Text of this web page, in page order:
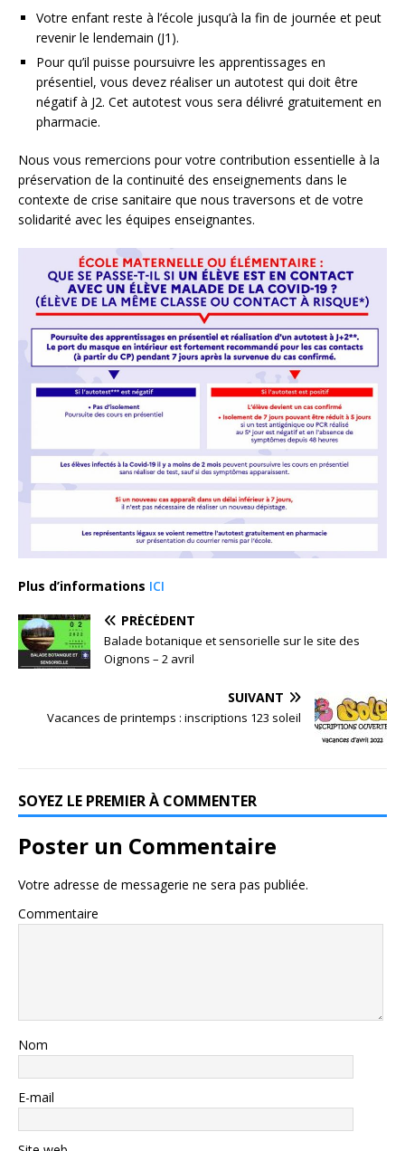
Votre enfant reste à l’école jusqu’à la fin de journée et peut
revenir le lendemain (J1).
Pour qu’il puisse poursuivre les apprentissages en
présentiel, vous devez réaliser un autotest qui doit être
négatif à J2. Cet autotest vous sera délivré gratuitement en
pharmacie.
Nous vous remercions pour votre contribution essentielle à la
préservation de la continuité des enseignements dans le
contexte de crise sanitaire que nous traversons et de votre
solidarité avec les équipes enseignantes.
Plus d’informations ICI
PRÉCÉDENT
Balade botanique et sensorielle sur le site des
Oignons – 2 avril
SUIVANT
Vacances de printemps : inscriptions 123 soleil
SOYEZ LE PREMIER À COMMENTER
Poster un Commentaire
Votre adresse de messagerie ne sera pas publiée.
Commentaire
Nom
E-mail